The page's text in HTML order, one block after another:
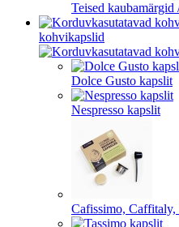
Teised kaubamärgid
kohvikapslid
Dolce Gusto kapslit
Nespresso kapslit
Cafissimo,